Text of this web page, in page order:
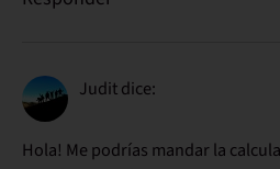
Juditdice:
Hola! Me podrías mandar la